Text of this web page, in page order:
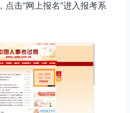
，点击”网上报名”进入报考系